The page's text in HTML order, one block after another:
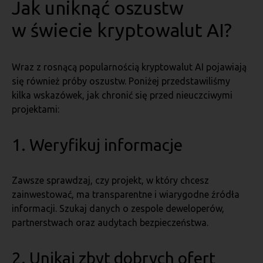
Jak uniknąć oszustw
w świecie kryptowalut AI?
Wraz z rosnącą popularnością kryptowalut AI pojawiają
się również próby oszustw. Poniżej przedstawiliśmy
kilka wskazówek, jak chronić się przed nieuczciwymi
projektami:
1. Weryfikuj informacje
Zawsze sprawdzaj, czy projekt, w który chcesz
zainwestować, ma transparentne i wiarygodne źródła
informacji. Szukaj danych o zespole deweloperów,
partnerstwach oraz audytach bezpieczeństwa.
2. Unikaj zbyt dobrych ofert